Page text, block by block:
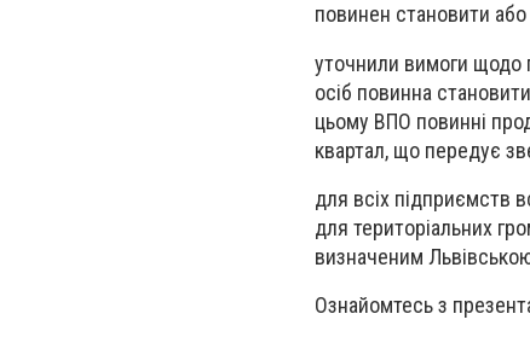
повинен становити
уточнили вимоги щодо
осіб повинна
цьому ВПО повинні
квартал, що передує
для всіх підприємств
для територіальних
визначеним
Ознайомтесь з